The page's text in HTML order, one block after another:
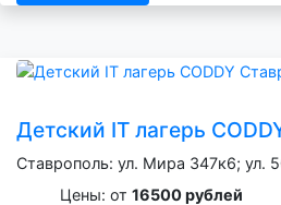
Детский IT лагерь
Ставрополь: ул. Мира 347к6; ул.
Цены: от 16500 рублей